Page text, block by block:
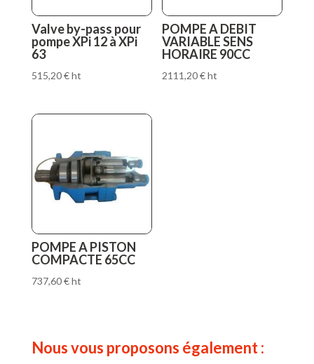
Valve by-pass pour
pompe XPi 12 à XPi
63
515,20€ht
POMPE A DEBIT
VARIABLE SENS
HORAIRE 90CC
2111,20€ht
POMPE A PISTON
COMPACTE 65CC
737,60€ht
Nous vous proposons également :